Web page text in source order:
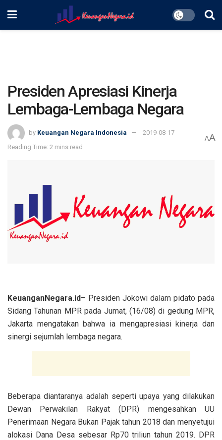
Presiden Apresiasi Kinerja
Lembaga-Lembaga Negara
by Keuangan Negara Indonesia
2019-08-17
Reading Time: 2 mins read
AA
KeuanganNegara.id– Presiden Jokowi dalam pidato pada
Sidang Tahunan MPR pada Jumat, (16/08) di gedung MPR,
Jakarta mengatakan bahwa ia mengapresiasi kinerja dan
sinergi sejumlah lembaga negara.
Beberapa diantaranya adalah seperti upaya yang dilakukan
Dewan Perwakilan Rakyat (DPR) mengesahkan UU
Penerimaan Negara Bukan Pajak tahun 2018 dan menyetujui
alokasi Dana Desa sebesar Rp70 triliun tahun 2019. DPR